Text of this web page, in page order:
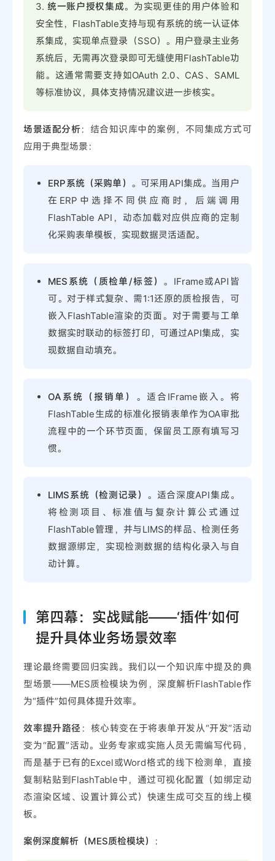
3. 统一账户授权集成。为实现更佳的用户体验和
安全性，FlashTable支持与现有系统的统一认证体
系集成，实现单点登录（SSO）。用户登录主业务
系统后，无需再次登录即可无缝使用FlashTable功
能。这通常需要支持如OAuth 2.0、CAS、SAML
等标准协议，具体支持情况建议进一步核实。
场景适配分析：结合知识库中的案例，不同集成方式可
应用于典型场景：
ERP系统（采购单） 。可采用API集成。当用户
在ERP中选择不同供应商时，后端调用
FlashTable API，动态加载对应供应商的定制
化采购表单模板，实现数据灵活适配。
MES系统（质检单/标签） 。IFrame或API皆
可。对于样式复杂、需1:1还原的质检报告，可
嵌入FlashTable渲染的页面。对于需要与工单
数据实时联动的标签打印，可通过API集成，实
现数据自动填充。
OA系统（报销单） 。适合IFrame嵌入。将
FlashTable生成的标准化报销表单作为OA审批
流程中的一个环节页面，保留员工原有填写习
惯。
LIMS系统（检测记录） 。适合深度API集成。
将检测项目、标准值与复杂计算公式通过
FlashTable管理，并与LIMS的样品、检测任务
数据源绑定，实现检测数据的结构化录入与自
动计算。
第四幕：实战赋能——‘插件’如何
提升具体业务场景效率
理论最终需要回归实践。我们以一个知识库中提及的典
型场景——MES质检模块为例，深度解析FlashTable作
为“插件”如何具体提升效率。
效率提升路径 ：核心转变在于将表单开发从“开发”活动
变为“配置”活动。业务专家或实施人员无需编写代码，
而是基于已有的Excel或Word格式的线下检测单，直接
复制粘贴到FlashTable中，通过可视化配置（如绑定动
态渲染区域、设置计算公式）快速生成可交互的线上模
板。
案例深度解析（MES质检模块） ：